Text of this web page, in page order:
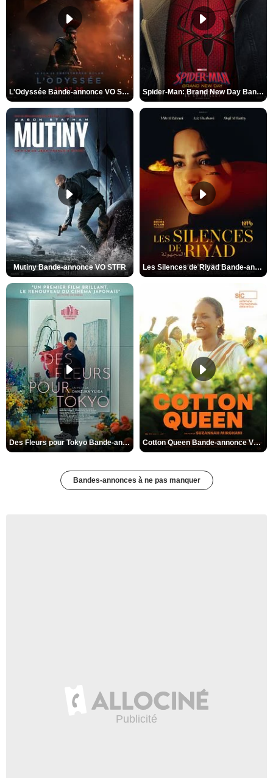
L'Odyssée Bande-annonce VO STFR Spider-Man: Brand New Day Bande-annonce VO STFR
Mutiny Bande-annonce VO STFR Les Silences de Riyad Bande-annonce VO STFR
Des Fleurs pour Tokyo Bande-annonce VO STFR Cotton Queen Bande-annonce VO STFR
Bandes-annonces à ne pas manquer